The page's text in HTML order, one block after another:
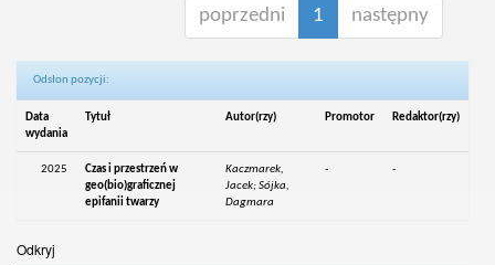
poprzedni 1 następny
Odsłon pozycji:
Data
wydania
Tytuł Autor(rzy) Promotor Redaktor(rzy)
2025
Czas i przestrzeń w
geo(bio)graficznej
epifanii twarzy
Kaczmarek,
Jacek; Sójka,
Dagmara
- -
Odkryj